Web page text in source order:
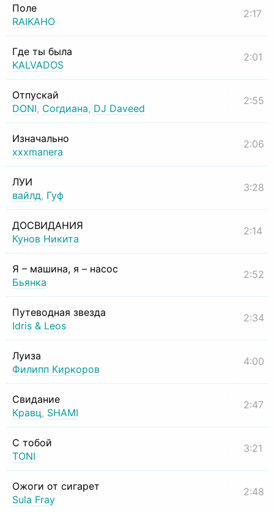
Поле
RAIKAHO
2:17
Где ты была
KALVADOS
2:01
Отпускай
DONI, Согдиана, DJ Daveed
2:55
Изначально
xxxmanera
2:06
ЛУИ
вайлд, Гуф
3:28
ДОСВИДАНИЯ
Кунов Никита
2:14
Я – машина, я – насос
Бьянка
2:52
Путеводная звезда
Idris & Leos
2:34
Луиза
Филипп Киркоров
4:00
Свидание
Кравц, SHAMI
2:47
С тобой
TONI
3:21
Ожоги от сигарет
Sula Fray
2:48